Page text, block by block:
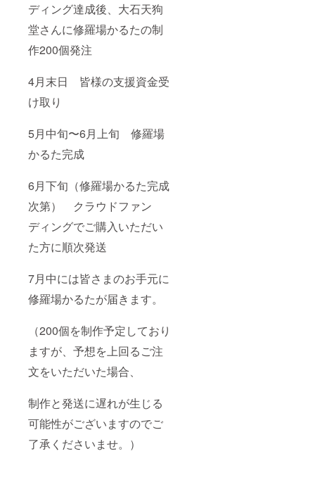
ディング達成後、大石天狗
堂さんに修羅場かるたの制
作200個発注
4月末日 皆様の支援資金受
け取り
5月中旬〜6月上旬 修羅場
かるた完成
6月下旬（修羅場かるた完成
次第） クラウドファン
ディングでご購入いただい
た方に順次発送
7月中には皆さまのお手元に
修羅場かるたが届きます。
（200個を制作予定しており
ますが、予想を上回るご注
文をいただいた場合、
制作と発送に遅れが生じる
可能性がございますのでご
了承くださいませ。）